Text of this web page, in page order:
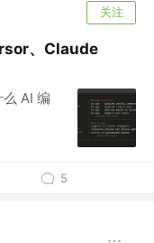
关注
、Claude
AI 编
5